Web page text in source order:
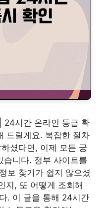
24시간 온라인 등급 확
드릴게요. 복잡한 절차
셨다면, 이제 모든 궁
습니다. 정부 사이트를
보 찾기가 쉽지 않으셨
지, 또 어떻게 조회해
. 이 글을 통해 24시간